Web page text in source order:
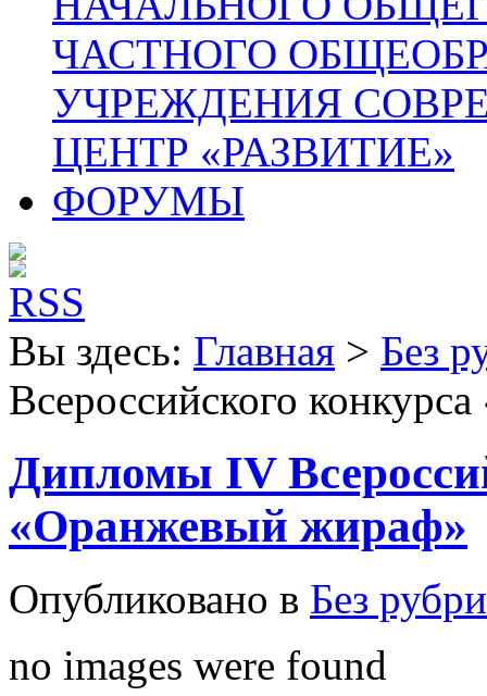
ЧАСТНОГО
УЧРЕЖДЕНИЯ
ЦЕНТР «РАЗВИТИЕ»
ФОРУМЫ
Вы здесь: Главная > Без
Всероссийского
Дипломы IV
«Оранжевый жираф»
Опубликовано в Без
no images were found